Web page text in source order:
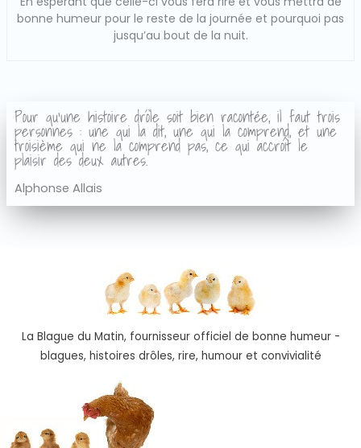
bonne humeur pour le reste de la journée et pourquoi pas
jusqu’au bout de la nuit.
Pour qu'une histoire drôle soit bien racontée, il faut trois
personnes : une qui la dit, une qui la comprend, et une
troisième qui ne la comprend pas, ce qui accroît le
plaisir des deux autres.
Alphonse Allais
La Blague du Matin, fournisseur officiel de bonne humeur -
blagues, histoires drôles, rire, humour et convivialité